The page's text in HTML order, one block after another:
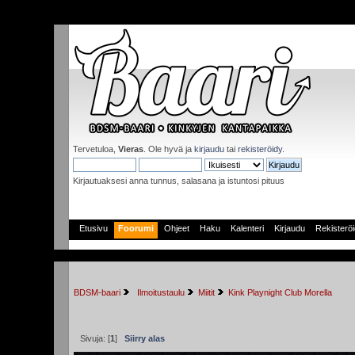
Tervetuloa,Vieras . Ole hyvä jakirjaudu tairekisteröidy.
Kirjautuaksesi anna tunnus, salasana ja istuntosi pituus
Etusivu Foorumi Ohjeet Haku Kalenteri Kirjaudu
BDSM-baari Ilmoitustaulu Miitit Kink Playnight Club Morella
Sivuja: [1]Siirry alas